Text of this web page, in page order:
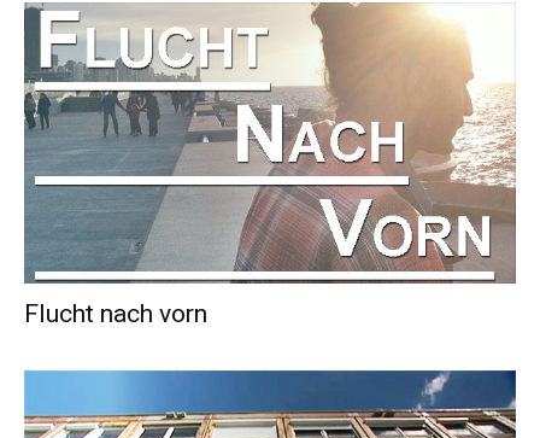
Flucht nach vorn